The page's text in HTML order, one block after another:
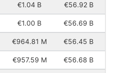
1.04 B 56.92 B
1.00 B 56.69 B
964.81 M 56.45 B
957.59 M 56.68 B